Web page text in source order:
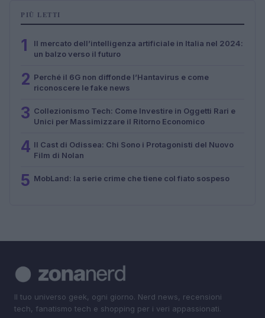
PIÙ LETTI
1
Il mercato dell’intelligenza artificiale in Italia nel 2024:
un balzo verso il futuro
2 Perché il 6G non diffonde l’Hantavirus e come
riconoscere le fake news
3 Collezionismo Tech: Come Investire in Oggetti Rari e
Unici per Massimizzare il Ritorno Economico
4 Il Cast di Odissea: Chi Sono i Protagonisti del Nuovo
Film di Nolan
5 MobLand: la serie crime che tiene col fiato sospeso
Il tuo universo geek, ogni giorno. Nerd news, recensioni
tech, fanatismo tech e shopping per i veri appassionati.